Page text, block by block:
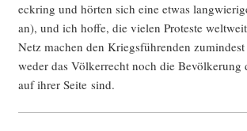
eck­ring und hör­ten sich eine etwas
an), und ich hof­fe, die vie­len Pro­tes­te
Netz machen den Kriegs­füh­ren­den
weder das Völ­ker­recht noch die Bevöl­ke­rung
auf ihrer Sei­te sind.